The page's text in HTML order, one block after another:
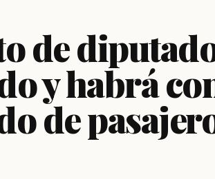
de
y habrá
de